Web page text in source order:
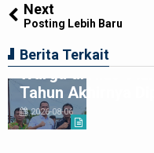
Next
Posting Lebih Baru
Berita Terkait
Kolaborasi Apik
Warga di Nias
Tahun Akhirnya
2026-08-06